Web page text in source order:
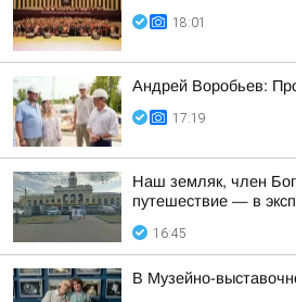
18:01
Андрей Воробьев:
17:19
Наш земляк, член
путешествие — в
16:45
В Музейно-